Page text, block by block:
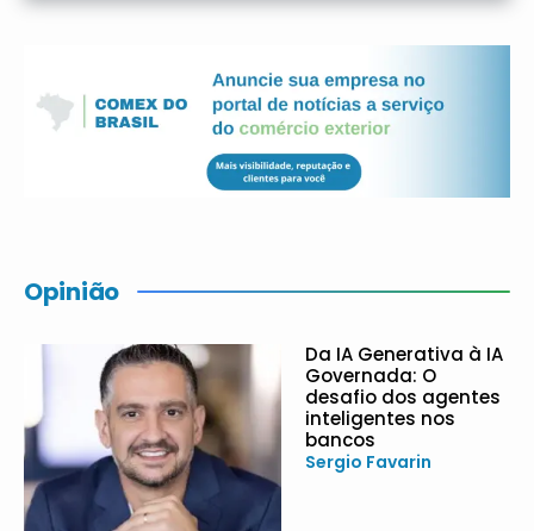
Opinião
Da IA Generativa à IA
Governada: O
desafio dos agentes
inteligentes nos
bancos
Sergio Favarin